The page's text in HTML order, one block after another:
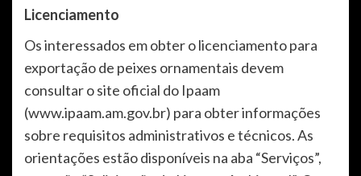
Licenciamento
Os interessados em obter o licenciamento para
exportação de peixes ornamentais devem
consultar o site oficial do Ipaam
(www.ipaam.am.gov.br) para obter informações
sobre requisitos administrativos e técnicos. As
orientações estão disponíveis na aba “Serviços”,